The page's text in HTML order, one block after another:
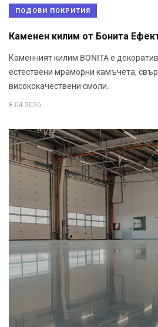
ПОДОВИ ПОКРИТИЯ
Каменен килим от Бонита
Каменният килим BONITA е
естествени мраморни камъчета,
висококачествени смоли.
8.04.2026